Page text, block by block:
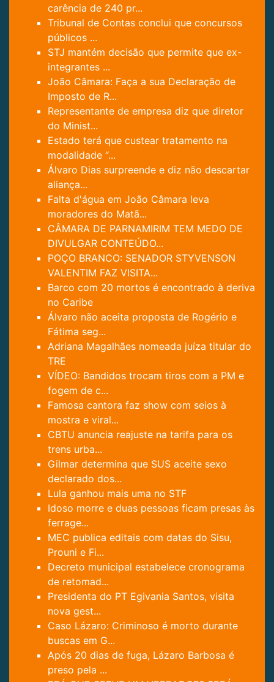
carência de 240 pr...
Tribunal de Contas conclui que concursos
públicos ...
STJ mantém decisão que permite que ex-
integrantes ...
João Câmara: Faça a sua Declaração de
Imposto de R...
Representante de empresa diz que diretor
do Minist...
Estado terá que custear tratamento na
modalidade “...
Álvaro Dias surpreende e diz não descartar
aliança...
Falta d'água em João Câmara leva
moradores do Matã...
CÂMARA DE PARNAMIRIM TEM MEDO DE
DIVULGAR CONTEÚDO...
POÇO BRANCO: SENADOR STYVENSON
VALENTIM FAZ VISITA...
Barco com 20 mortos é encontrado à deriva
no Caribe
Álvaro não aceita proposta de Rogério e
Fátima seg...
Adriana Magalhães nomeada juíza titular do
TRE
VÍDEO: Bandidos trocam tiros com a PM e
fogem de c...
Famosa cantora faz show com seios à
mostra e viral...
CBTU anuncia reajuste na tarifa para os
trens urba...
Gilmar determina que SUS aceite sexo
declarado dos...
Lula ganhou mais uma no STF
Idoso morre e duas pessoas ficam presas às
ferrage...
MEC publica editais com datas do Sisu,
Prouni e Fi...
Decreto municipal estabelece cronograma
de retomad...
Presidenta do PT Egivania Santos, visita
nova gest...
Caso Lázaro: Criminoso é morto durante
buscas em G...
Após 20 dias de fuga, Lázaro Barbosa é
preso pela ...